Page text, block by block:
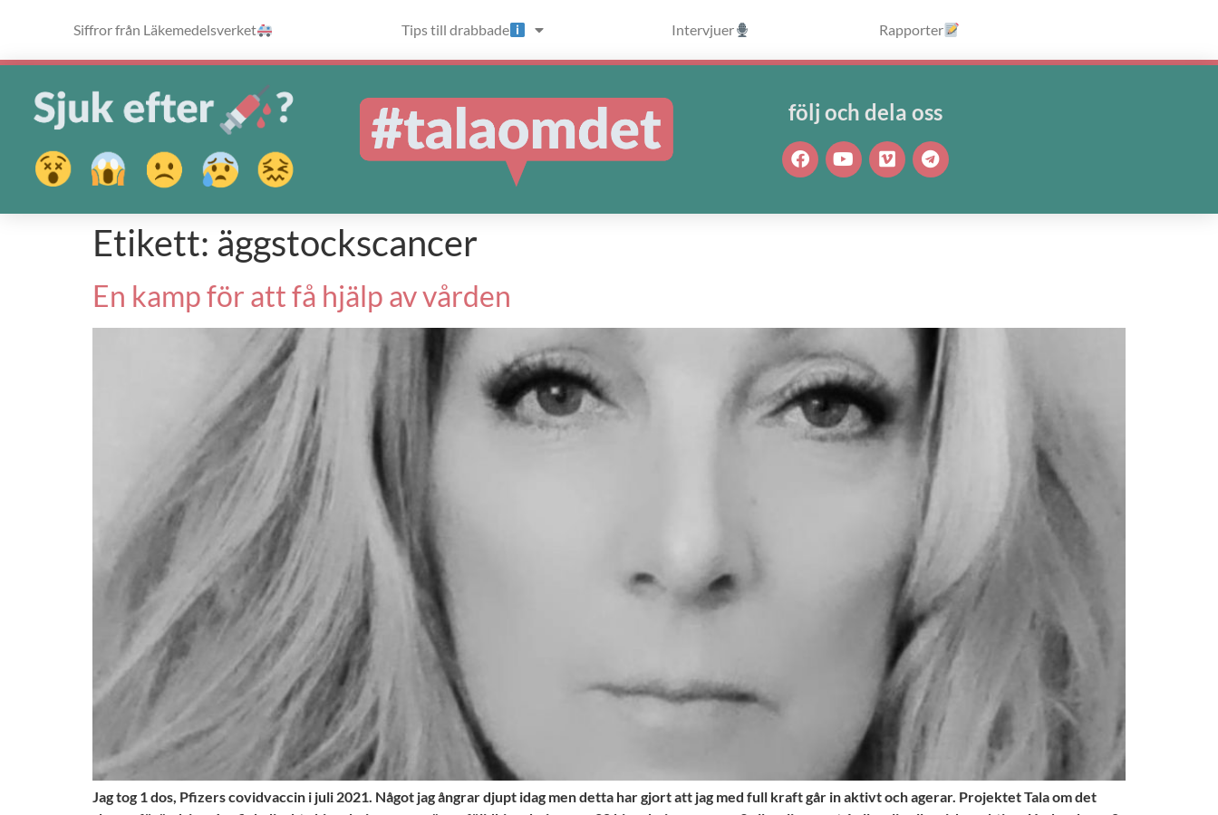
Siffror från Läkemedelsverket Tips till drabbade Intervjuer Rapporter
följ och dela oss
Etikett: äggstockscancer
En kamp för att få hjälp av vården
Jag tog 1 dos, Pfizers covidvaccin i juli 2021. Något jag ångrar djupt idag men detta har gjort att jag med full kraft går in aktivt och agerar. Projektet Tala om det